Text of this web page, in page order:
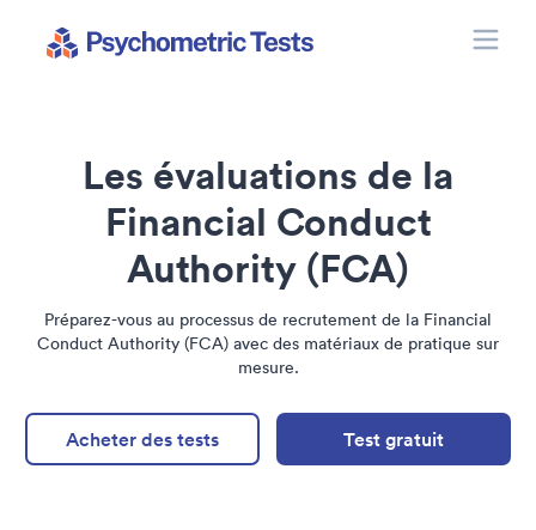
Les évaluations de la
Financial Conduct
Authority (FCA)
Préparez-vous au processus de recrutement de la Financial
Conduct Authority (FCA) avec des matériaux de pratique sur
mesure.
Acheter des tests Test gratuit